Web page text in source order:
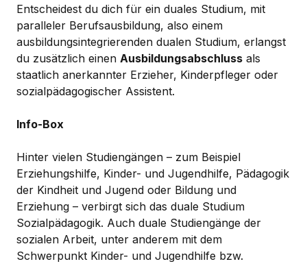
Entscheidest du dich für ein duales Studium, mit
paralleler Berufsausbildung, also einem
ausbildungsintegrierenden dualen Studium, erlangst
du zusätzlich einen Ausbildungsabschluss als
staatlich anerkannter Erzieher, Kinderpfleger oder
sozialpädagogischer Assistent.
Info-Box
Hinter vielen Studiengängen – zum Beispiel
Erziehungshilfe, Kinder- und Jugendhilfe, Pädagogik
der Kindheit und Jugend oder Bildung und
Erziehung – verbirgt sich das duale Studium
Sozialpädagogik. Auch duale Studiengänge der
sozialen Arbeit, unter anderem mit dem
Schwerpunkt Kinder- und Jugendhilfe bzw.